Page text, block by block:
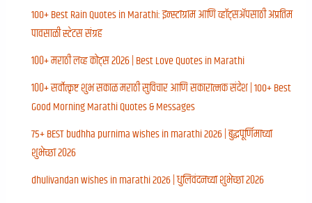
100+ Best Rain Quotes in Marathi: इन्स्टाग्राम आणि व्हॉट्सॲपसाठी अप्रतिम
पावसाळी स्टेटस संग्रह
१००+ मराठी लव्ह कोट्स २०२६ | Best Love Quotes in Marathi
१००+ सर्वोत्कृष्ट शुभ सकाळ मराठी सुविचार आणि सकारात्मक संदेश | 100+ Best
Good Morning Marathi Quotes & Messages
75+ BEST budhha purnima wishes in marathi 2026 | बुद्धपूर्णिमाच्या
शुभेच्छा २०२६
dhulivandan wishes in marathi 2026 | धुलिवंदनच्या शुभेच्छा २०२६